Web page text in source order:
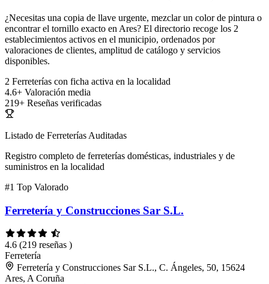
¿Necesitas una copia de llave urgente, mezclar un color de pintura o
encontrar el tornillo exacto en Ares? El directorio recoge los 2
establecimientos activos en el municipio, ordenados por
valoraciones de clientes, amplitud de catálogo y servicios
disponibles.
2 Ferreterías con ficha activa en la localidad
4.6+ Valoración media
219+ Reseñas verificadas
Listado de Ferreterías Auditadas
Registro completo de ferreterías domésticas, industriales y de
suministros en la localidad
#1 Top Valorado
Ferretería y Construcciones Sar S.L.
4.6 (219 reseñas )
Ferretería
Ferretería y Construcciones Sar S.L., C. Ángeles, 50, 15624
Ares, A Coruña